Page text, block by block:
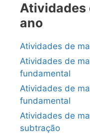
Atividades
ano
Atividades de
Atividades de
fundamental
Atividades de
fundamental
Atividades de
subtração